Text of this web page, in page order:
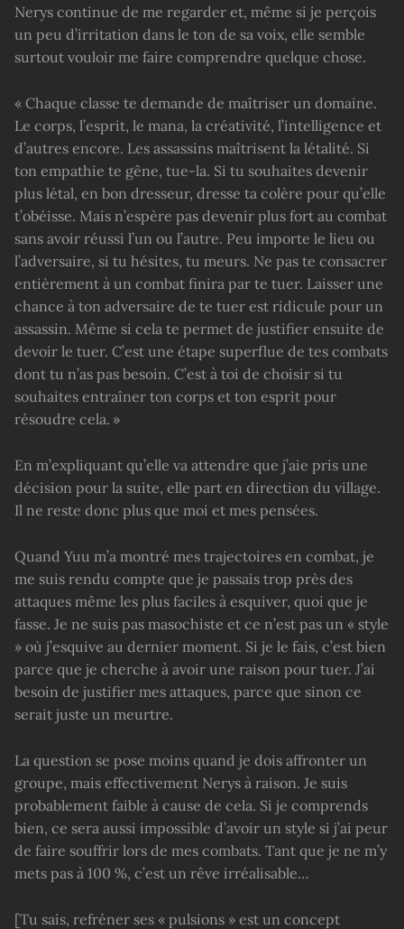
Nerys continue de me regarder et, même si je perçois
un peu d’irritation dans le ton de sa voix, elle semble
surtout vouloir me faire comprendre quelque chose.
« Chaque classe te demande de maîtriser un domaine.
Le corps, l’esprit, le mana, la créativité, l’intelligence et
d’autres encore. Les assassins maîtrisent la létalité. Si
ton empathie te gêne, tue-la. Si tu souhaites devenir
plus létal, en bon dresseur, dresse ta colère pour qu’elle
t’obéisse. Mais n’espère pas devenir plus fort au combat
sans avoir réussi l’un ou l’autre. Peu importe le lieu ou
l’adversaire, si tu hésites, tu meurs. Ne pas te consacrer
entièrement à un combat finira par te tuer. Laisser une
chance à ton adversaire de te tuer est ridicule pour un
assassin. Même si cela te permet de justifier ensuite de
devoir le tuer. C’est une étape superflue de tes combats
dont tu n’as pas besoin. C’est à toi de choisir si tu
souhaites entraîner ton corps et ton esprit pour
résoudre cela. »
En m’expliquant qu’elle va attendre que j’aie pris une
décision pour la suite, elle part en direction du village.
Il ne reste donc plus que moi et mes pensées.
Quand Yuu m’a montré mes trajectoires en combat, je
me suis rendu compte que je passais trop près des
attaques même les plus faciles à esquiver, quoi que je
fasse. Je ne suis pas masochiste et ce n’est pas un « style
» où j’esquive au dernier moment. Si je le fais, c’est bien
parce que je cherche à avoir une raison pour tuer. J’ai
besoin de justifier mes attaques, parce que sinon ce
serait juste un meurtre.
La question se pose moins quand je dois affronter un
groupe, mais effectivement Nerys à raison. Je suis
probablement faible à cause de cela. Si je comprends
bien, ce sera aussi impossible d’avoir un style si j’ai peur
de faire souffrir lors de mes combats. Tant que je ne m’y
mets pas à 100 %, c’est un rêve irréalisable…
[Tu sais, refréner ses « pulsions » est un concept